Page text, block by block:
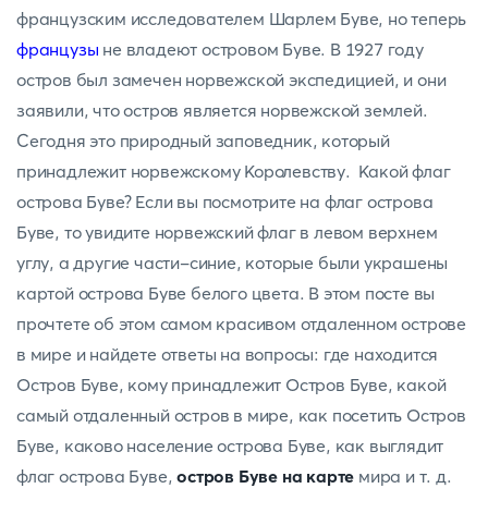
французским исследователем Шарлем Буве, но теперь
французы не владеют островом Буве. В 1927 году
остров был замечен норвежской экспедицией, и они
заявили, что остров является норвежской землей.
Сегодня это природный заповедник, который
принадлежит норвежскому Королевству. Какой флаг
острова Буве? Если вы посмотрите на флаг острова
Буве, то увидите норвежский флаг в левом верхнем
углу, а другие части-синие, которые были украшены
картой острова Буве белого цвета. В этом посте вы
прочтете об этом самом красивом отдаленном острове
в мире и найдете ответы на вопросы: где находится
Остров Буве, кому принадлежит Остров Буве, какой
самый отдаленный остров в мире, как посетить Остров
Буве, каково население острова Буве, как выглядит
флаг острова Буве,остров Буве на карте мира и т. д.